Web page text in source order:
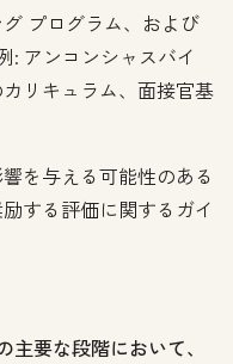
プログラム、および
: アンコンシャスバイ
リキュラム、面接官基
を与える可能性のある
する評価に関するガイ
要な段階において、